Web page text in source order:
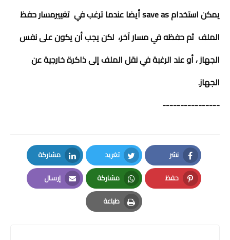
يمكن استخدام save as أيضا عندما ترغب في تغييرمسار حفظ
الملف ثم حفظه في مسار آخر، لكن يجب أن يكون على نفس
الجهاز ، أو عند الرغبة في نقل الملف إلى ذاكرة خارجية عن
الجهاز.
----------------
نشر
Facebook
تغريد
Twitter
مشاركة
LinkedIn
حفظ
Pinterest
مشاركة
Whatsapp
إرسال
Email
طباعة
Print